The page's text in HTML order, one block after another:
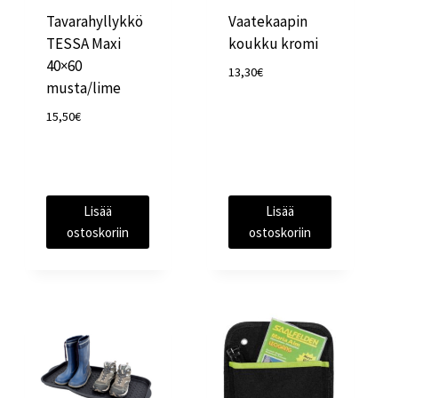
Tavarahyllykkö
TESSA Maxi
40×60
musta/lime
15,50€
Lisää
ostoskoriin
Vaatekaapin
koukku kromi
13,30€
Lisää
ostoskoriin